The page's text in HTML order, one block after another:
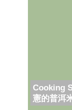
Cooking
憲的普洱